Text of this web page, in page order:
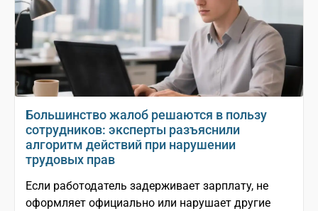
Большинство жалоб решаются в пользу
сотрудников: эксперты разъяснили
алгоритм действий при нарушении
трудовых прав
Если работодатель задерживает зарплату, не
оформляет официально или нарушает другие